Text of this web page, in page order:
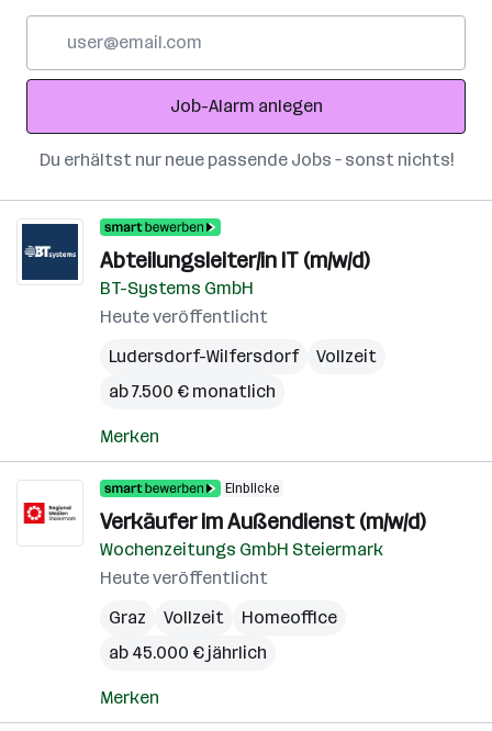
Adresse
Job-Alarm anlegen
Du erhältst nur neue passende Jobs – sonst nichts!
Abteilungsleiter/in IT (m/w/d)
BT-Systems GmbH
Heute veröffentlicht
Ludersdorf-Wilfersdorf
Vollzeit
ab 7.500 € monatlich
Merken
Einblicke
Verkäufer im Außendienst (m/w/d)
Wochenzeitungs GmbH Steiermark
Heute veröffentlicht
Graz
Vollzeit
Homeoffice
ab 45.000 € jährlich
Merken